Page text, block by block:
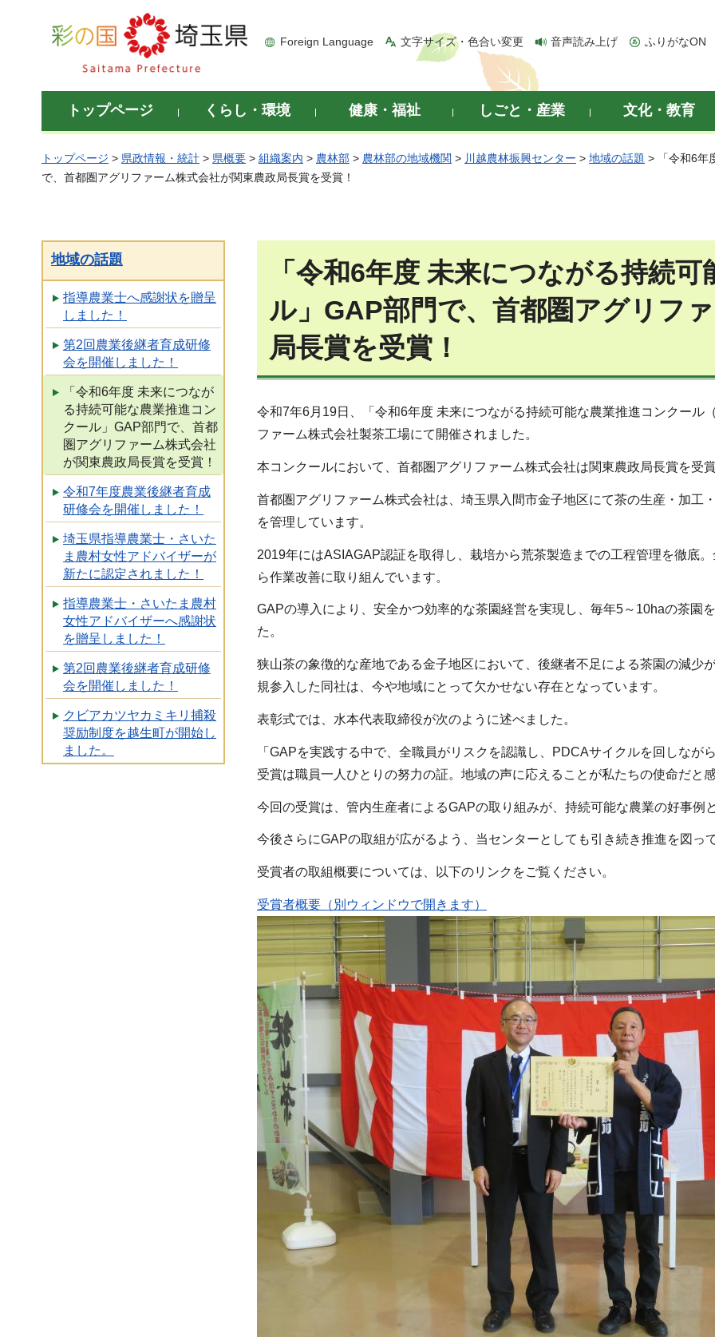
彩の国 埼玉県
Foreign Language 文字サイズ・色合い変更 音声読み上げ ふりがなON
トップページ くらし・環境 健康・福祉 しごと・産業 文化・教育
トップページ > 県政情報・統計 > 県概要 > 組織案内 > 農林部 > 農林部の地域機関 > 川越農林振興センター > 地域の話題 > 「令和6年
で、首都圏アグリファーム株式会社が関東農政局長賞を受賞！
地域の話題
指導農業士へ感謝状を贈呈
しました！
第2回農業後継者育成研修
会を開催しました！
「令和6年度 未来につなが
る持続可能な農業推進コン
クール」GAP部門で、首都
圏アグリファーム株式会社
が関東農政局長賞を受賞！
令和7年度農業後継者育成
研修会を開催しました！
埼玉県指導農業士・さいた
ま農村女性アドバイザーが
新たに認定されました！
指導農業士・さいたま農村
女性アドバイザーへ感謝状
を贈呈しました！
第2回農業後継者育成研修
会を開催しました！
クビアカツヤカミキリ捕殺
奨励制度を越生町が開始し
ました。
「令和6年度 未来につながる持続
ル」GAP部門で、首都圏アグリフ
局長賞を受賞！
令和7年6月19日、「令和6年度 未来につながる持続可能な農業推進コンクール
ファーム株式会社製茶工場にて開催されました。
本コンクールにおいて、首都圏アグリファーム株式会社は関東農政局長賞を受
首都圏アグリファーム株式会社は、埼玉県入間市金子地区にて茶の生産・加工
を管理しています。
2019年にはASIAGAP認証を取得し、栽培から荒茶製造までの工程管理を徹底
ら作業改善に取り組んでいます。
GAPの導入により、安全かつ効率的な茶園経営を実現し、毎年5～10haの茶園
た。
狭山茶の象徴的な産地である金子地区において、後継者不足による茶園の減少
規参入した同社は、今や地域にとって欠かせない存在となっています。
表彰式では、水本代表取締役が次のように述べました。
「GAPを実践する中で、全職員がリスクを認識し、PDCAサイクルを回しな
受賞は職員一人ひとりの努力の証。地域の声に応えることが私たちの使命だと
今回の受賞は、管内生産者によるGAPの取り組みが、持続可能な農業の好事例
今後さらにGAPの取組が広がるよう、当センターとしても引き続き推進を図っ
受賞者の取組概要については、以下のリンクをご覧ください。
受賞者概要（別ウィンドウで開きます）